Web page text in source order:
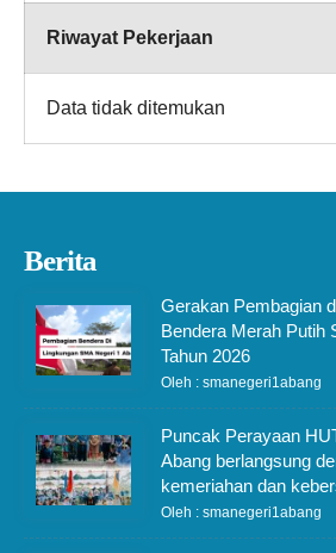
Riwayat Pekerjaan
Data tidak ditemukan
Berita
Gerakan Pembagian
Bendera Merah Putih
Tahun 2026
Oleh : smanegeri1abang
Puncak Perayaan
Abang berlangsung
kemeriahan dan
Oleh : smanegeri1abang